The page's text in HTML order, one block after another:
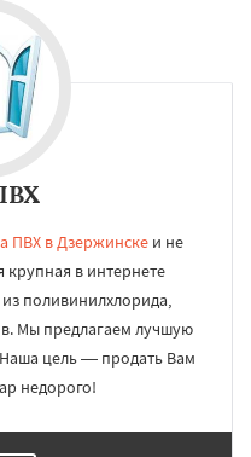
ПВХ в Дзержинске и не
крупная в интернете
поливинилхлорида,
Мы предлагаем лучшую
цель — продать Вам
недорого!